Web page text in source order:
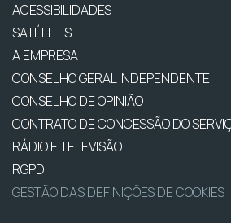
ACESSIBILIDADES
SATÉLITES
A EMPRESA
CONSELHO GERAL INDEPENDENTE
CONSELHO DE OPINIÃO
CONTRATO DE CONCESSÃO DO
RÁDIO E TELEVISÃO
RGPD
GESTÃO DAS DEFINIÇÕES DE COOKIES